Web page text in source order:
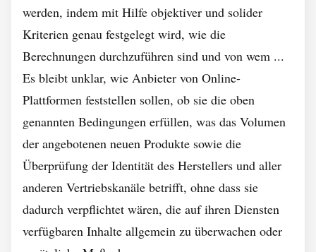
werden, indem mit Hilfe objektiver und solider
Kriterien genau festgelegt wird, wie die
Berechnungen durchzuführen sind und von wem ...
Es bleibt unklar, wie Anbieter von Online-
Plattformen feststellen sollen, ob sie die oben
genannten Bedingungen erfüllen, was das Volumen
der angebotenen neuen Produkte sowie die
Überprüfung der Identität des Herstellers und aller
anderen Vertriebskanäle betrifft, ohne dass sie
dadurch verpflichtet wären, die auf ihren Diensten
verfügbaren Inhalte allgemein zu überwachen oder